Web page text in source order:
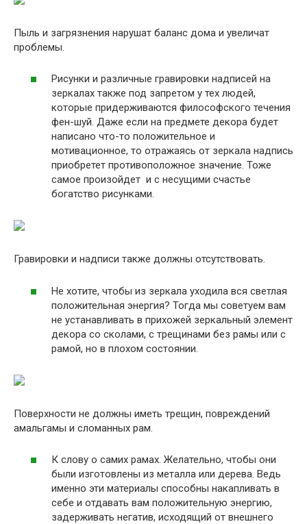
Пыль и загрязнения нарушат баланс дома и увеличат
проблемы.
Рисунки и различные гравировки надписей на
зеркалах также под запретом у тех людей,
которые придерживаются философского течения
фен-шуй. Даже если на предмете декора будет
написано что-то положительное и
мотивационное, то отражаясь от зеркала надпись
приобретет противоположное значение. Тоже
самое произойдет и с несущими счастье
богатство рисунками.
Гравировки и надписи также должны отсутствовать.
Не хотите, чтобы из зеркала уходила вся светлая
положительная энергия? Тогда мы советуем вам
не устанавливать в прихожей зеркальный элемент
декора со сколами, с трещинами без рамы или с
рамой, но в плохом состоянии.
Поверхности не должны иметь трещин, повреждений
амальгамы и сломанных рам.
К слову о самих рамах. Желательно, чтобы они
были изготовлены из металла или дерева. Ведь
именно эти материалы способны накапливать в
себе и отдавать вам положительную энергию,
задерживать негатив, исходящий от внешнего